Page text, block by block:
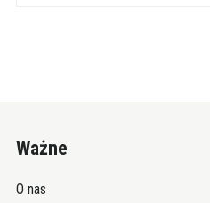
Ważne
O nas